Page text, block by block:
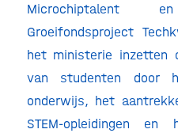
Microchiptalent
Groeifondsproject
het ministerie inzetten
van studenten door
onderwijs, het
STEM-opleidingen